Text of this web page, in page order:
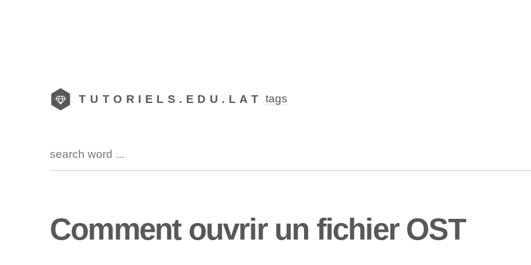
TUTORIELS.EDU.LAT tags
Comment ouvrir un fichier OST